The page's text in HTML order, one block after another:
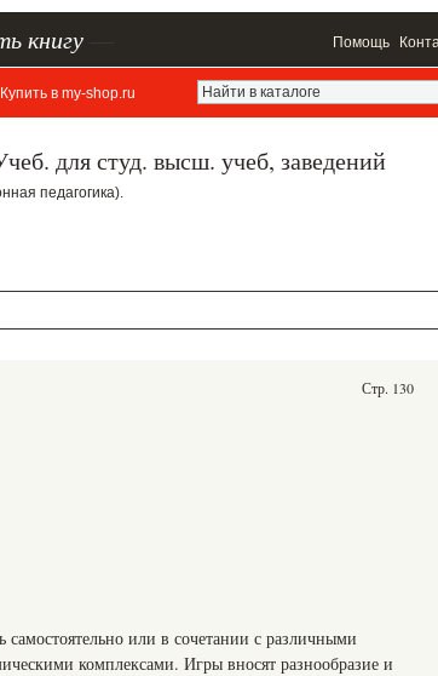
книгу Помощь
Купить в my-shop.ru
для студ. высш. учеб, заведений
педагогика).
Стр. 130
или в сочетании с различными
комплексами. Игры вносят разнообразие и